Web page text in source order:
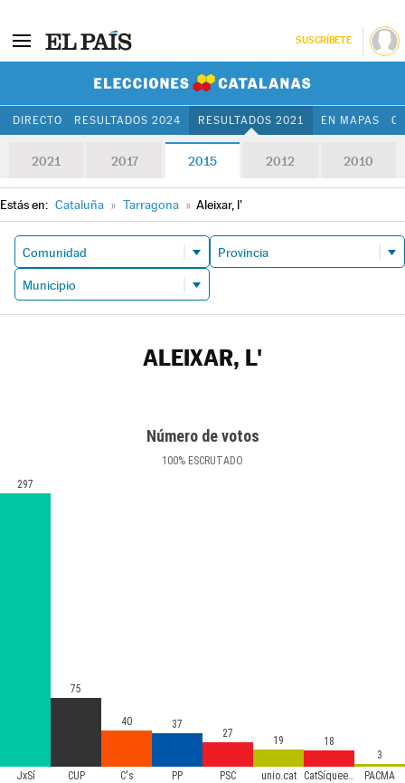
SUSCRÍBETE
DIRECTO RESULTADOS 2024 RESULTADOS 2021 EN MAPAS
2021 2017 2015 2012 2010
Estás en: Cataluña » Tarragona » Aleixar, l'
ALEIXAR, L'
Número de votos
100% ESCRUTADO
JxSí CUP C's PP PSC unio.cat CatSíqueesPot PACMA
297
75
40 37
27
19
18
3